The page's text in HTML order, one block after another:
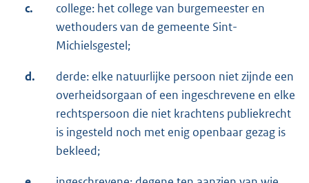
c.
college: het college van burgemeester en
wethouders van de gemeente Sint-
Michielsgestel;
d.
derde: elke natuurlijke persoon niet zijnde een
overheidsorgaan of een ingeschrevene en elke
rechtspersoon die niet krachtens publiekrecht
is ingesteld noch met enig openbaar gezag is
bekleed;